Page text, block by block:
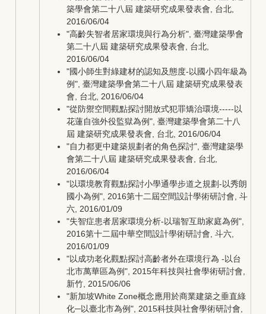
築學會第二十八屆 建築研究成果發表會, 台北,
2016/06/04
"高齡失智者居家環境與行為分析", 臺灣建築學會
第二十八屆 建築研究成果發表會, 台北,
2016/06/04
"國小師生對綠建材的認知及態度-以國小四年級為
例", 臺灣建築學會第二十八屆 建築研究成果發表
會, 台北, 2016/06/04
"從防禦空間觀點探討開放式犯罪矯治環境-----以
花蓮自強外役監獄為例", 臺灣建築學會第二十八
屆 建築研究成果發表會, 台北, 2016/06/04
"自力都更中建築規劃者的角色探討", 臺灣建築學
會第二十八屆 建築研究成果發表會, 台北,
2016/06/04
"以環境教育觀點探討小學通學步道之規劃-以秀朗
國小為例", 2016第十二屆空間設計學術研討會, 斗
六, 2016/01/09
"失智症患者居家環境分析-以瑞智互助家庭為例",
2016第十二屆中華空間設計學術研討會, 斗六,
2016/01/09
"以成功老化觀點探討高齡者外在環境行為 -以台
北市萬華區為例", 2015年科技與社會學術研討會,
新竹, 2015/06/06
"新加坡White Zone概念應用於商業建築之垂直綠
化─以臺北市為例", 2015科技與社會學術研討會,